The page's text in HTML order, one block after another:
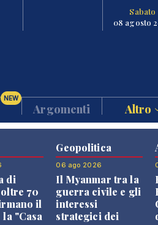
Sabato
08 agosto
NEW
Argomenti Altro
di
70
il
"Casa
Geopolitica
06 ago 2026
Il Myanmar tra la
guerra civile e gli
interessi
strategici dei